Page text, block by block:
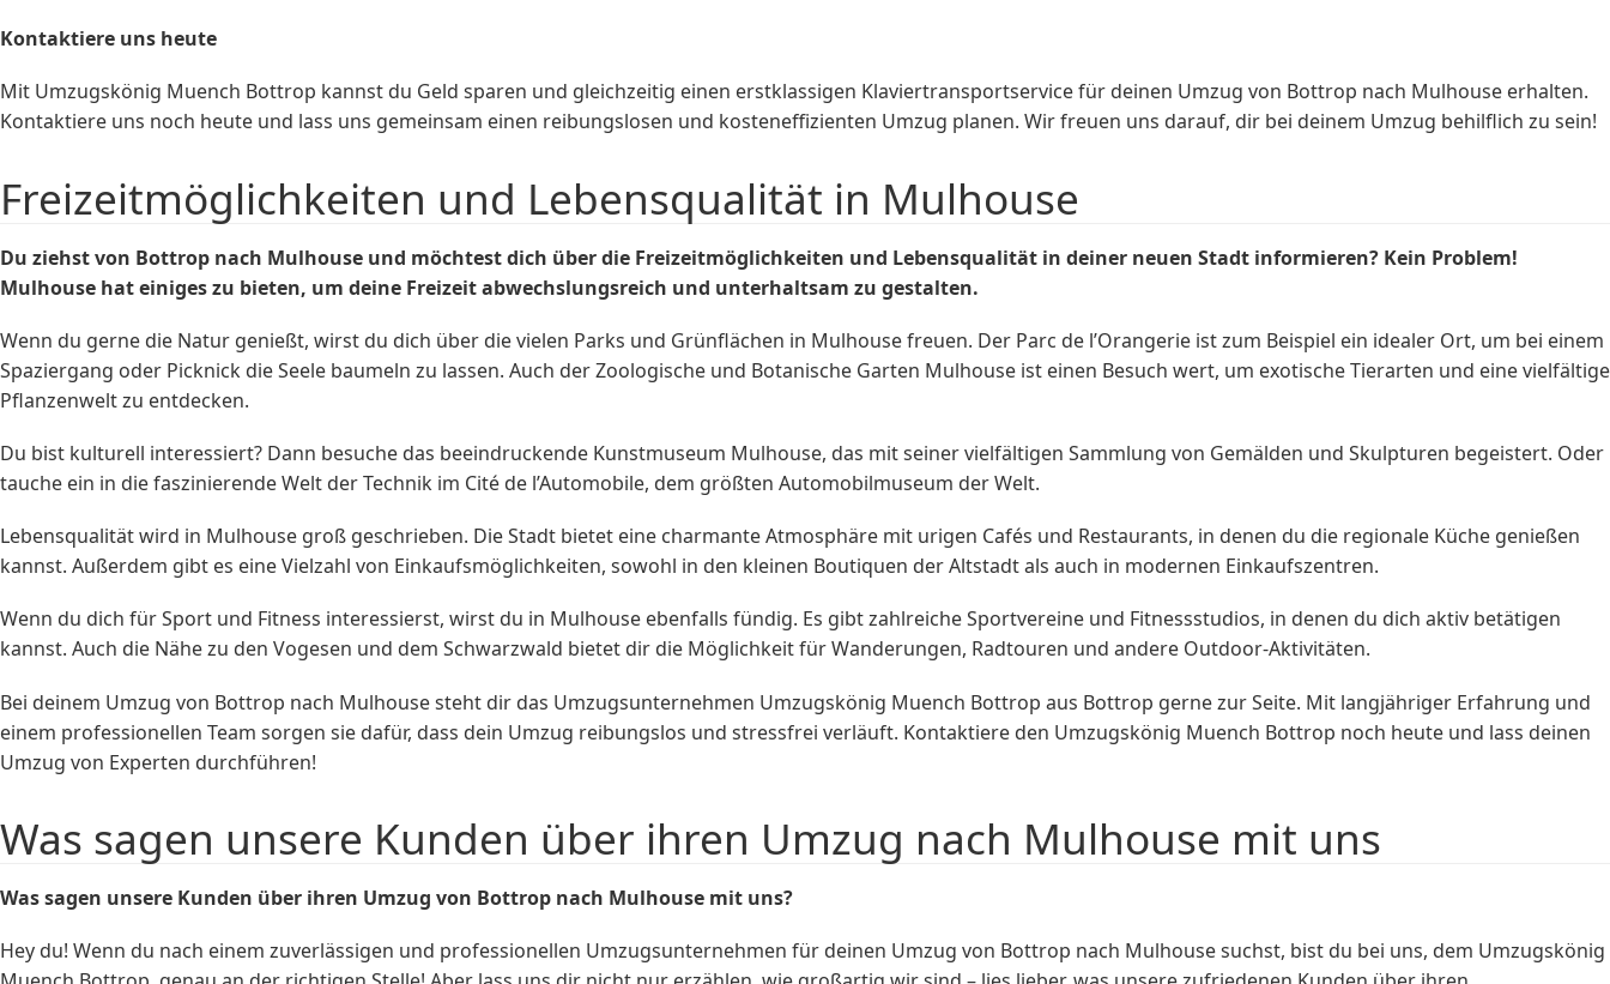
Kontaktiere uns heute
Mit Umzugskönig Muench Bottrop kannst du Geld sparen und gleichzeitig einen erstklassigen Klaviertransportservice für deinen Umzug von Bottrop nach Mulhouse erhalten.
Kontaktiere uns noch heute und lass uns gemeinsam einen reibungslosen und kosteneffizienten Umzug planen. Wir freuen uns darauf, dir bei deinem Umzug behilflich zu sein!
Freizeitmöglichkeiten und Lebensqualität in Mulhouse
Du ziehst von Bottrop nach Mulhouse und möchtest dich über die Freizeitmöglichkeiten und Lebensqualität in deiner neuen Stadt informieren? Kein Problem!
Mulhouse hat einiges zu bieten, um deine Freizeit abwechslungsreich und unterhaltsam zu gestalten.
Wenn du gerne die Natur genießt, wirst du dich über die vielen Parks und Grünflächen in Mulhouse freuen. Der Parc de l’Orangerie ist zum Beispiel ein idealer Ort, um bei einem
Spaziergang oder Picknick die Seele baumeln zu lassen. Auch der Zoologische und Botanische Garten Mulhouse ist einen Besuch wert, um exotische Tierarten und eine vielfältige
Pflanzenwelt zu entdecken.
Du bist kulturell interessiert? Dann besuche das beeindruckende Kunstmuseum Mulhouse, das mit seiner vielfältigen Sammlung von Gemälden und Skulpturen begeistert. Oder
tauche ein in die faszinierende Welt der Technik im Cité de l’Automobile, dem größten Automobilmuseum der Welt.
Lebensqualität wird in Mulhouse groß geschrieben. Die Stadt bietet eine charmante Atmosphäre mit urigen Cafés und Restaurants, in denen du die regionale Küche genießen
kannst. Außerdem gibt es eine Vielzahl von Einkaufsmöglichkeiten, sowohl in den kleinen Boutiquen der Altstadt als auch in modernen Einkaufszentren.
Wenn du dich für Sport und Fitness interessierst, wirst du in Mulhouse ebenfalls fündig. Es gibt zahlreiche Sportvereine und Fitnessstudios, in denen du dich aktiv betätigen
kannst. Auch die Nähe zu den Vogesen und dem Schwarzwald bietet dir die Möglichkeit für Wanderungen, Radtouren und andere Outdoor-Aktivitäten.
Bei deinem Umzug von Bottrop nach Mulhouse steht dir das Umzugsunternehmen Umzugskönig Muench Bottrop aus Bottrop gerne zur Seite. Mit langjähriger Erfahrung und
einem professionellen Team sorgen sie dafür, dass dein Umzug reibungslos und stressfrei verläuft. Kontaktiere den Umzugskönig Muench Bottrop noch heute und lass deinen
Umzug von Experten durchführen!
Was sagen unsere Kunden über ihren Umzug nach Mulhouse mit uns
Was sagen unsere Kunden über ihren Umzug von Bottrop nach Mulhouse mit uns?
Hey du! Wenn du nach einem zuverlässigen und professionellen Umzugsunternehmen für deinen Umzug von Bottrop nach Mulhouse suchst, bist du bei uns, dem Umzugskönig